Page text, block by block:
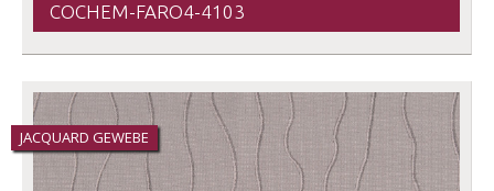
COCHEM-FARO4-4103
JACQUARD GEWEBE